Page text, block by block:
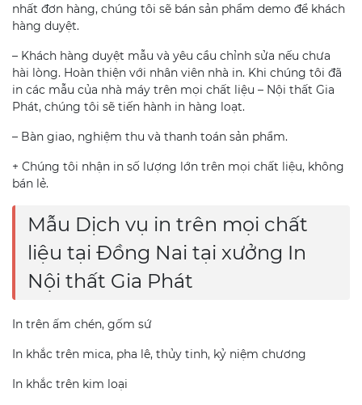
nhất đơn hàng, chúng tôi sẽ bán sản phẩm demo để khách
hàng duyệt.
– Khách hàng duyệt mẫu và yêu cầu chỉnh sửa nếu chưa
hài lòng. Hoàn thiện với nhân viên nhà in. Khi chúng tôi đã
in các mẫu của nhà máy trên mọi chất liệu – Nội thất Gia
Phát, chúng tôi sẽ tiến hành in hàng loạt.
– Bàn giao, nghiệm thu và thanh toán sản phẩm.
+ Chúng tôi nhận in số lượng lớn trên mọi chất liệu, không
bán lẻ.
Mẫu Dịch vụ in trên mọi chất
liệu tại Đồng Nai tại xưởng In
Nội thất Gia Phát
In trên ấm chén, gốm sứ
In khắc trên mica, pha lê, thủy tinh, kỷ niệm chương
In khắc trên kim loại